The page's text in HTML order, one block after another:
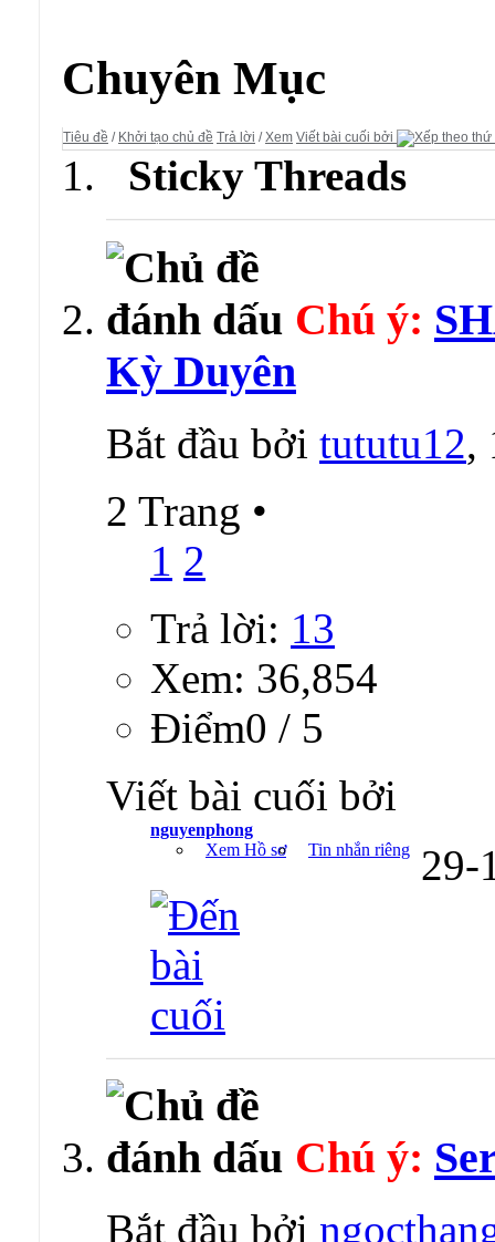
Chuyên Mục
Tiêu đề / Khởi tạo chủ đề Trả lời /Xem Viết bài cuối bởi
Sticky Threads
Chú ý:
Kỳ Duyên
Bắt đầu bởi tututu12,
2 Trang •
1 2
Trả lời: 13
Xem: 36,854
Ðiểm0 / 5
Viết bài cuối bởi
nguyenphong
Xem Hồ sơ
Tin nhắn riêng 29-
Chú ý:
Bắt đầu bởi